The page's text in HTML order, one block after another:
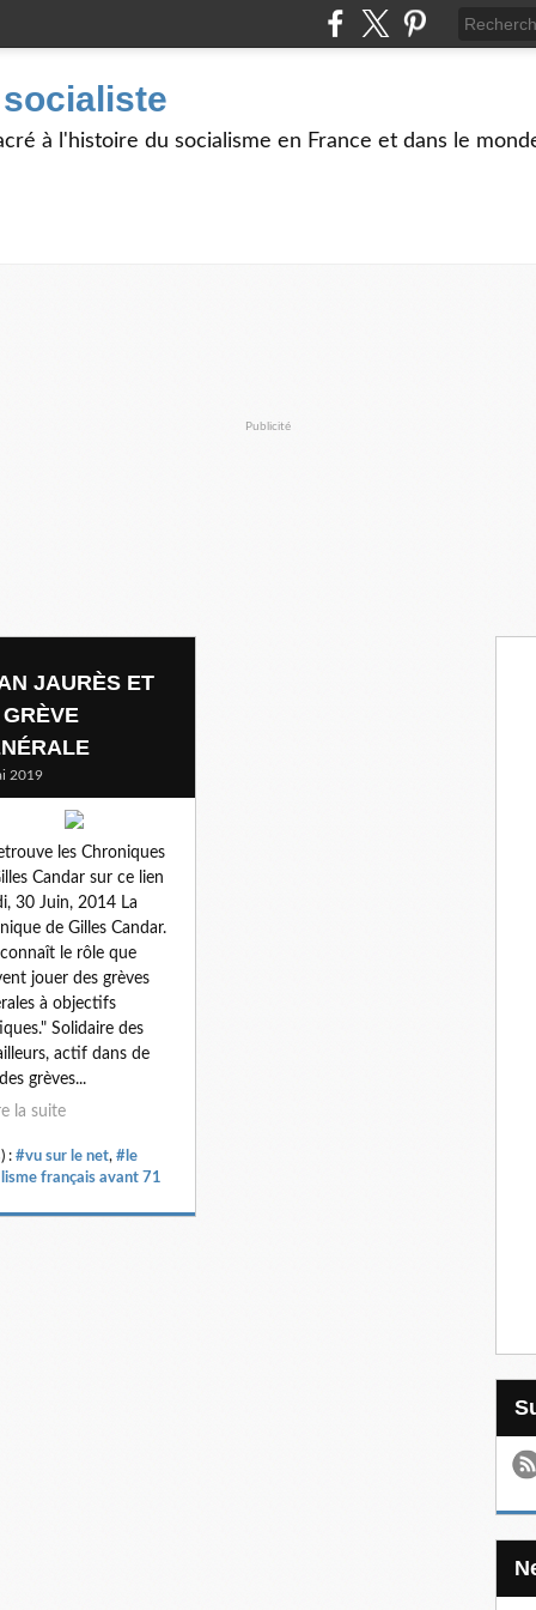
à l'histoire du socialisme en France et dans le
Publicité
JAURÈS ET
2019
les Chroniques
Candar sur ce lien
30 Juin, 2014 La
de Gilles Candar.
le rôle que
jouer des grèves
à objectifs
Solidaire des
actif dans de
grèves...
la suite
: #vu sur le net, #le
français avant 71